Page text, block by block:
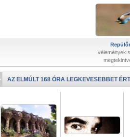
vélemények
AZ ELMÚLT 168 ÓRA LEGKEVESEBBET